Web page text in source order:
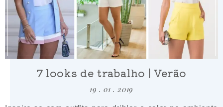
7 looks de trabalho | Verão
19 . 01 . 2019